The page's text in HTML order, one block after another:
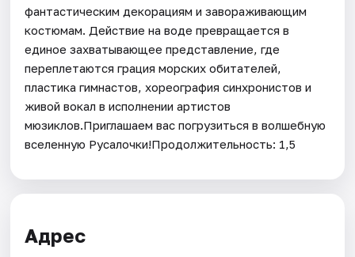
фантастическим декорациям и завораживающим
костюмам. Действие на воде превращается в
единое захватывающее представление, где
переплетаются грация морских обитателей,
пластика гимнастов, хореография синхронистов и
живой вокал в исполнении артистов
мюзиклов.Приглашаем вас погрузиться в волшебную
вселенную Русалочки!Продолжительность: 1,5
Адрес